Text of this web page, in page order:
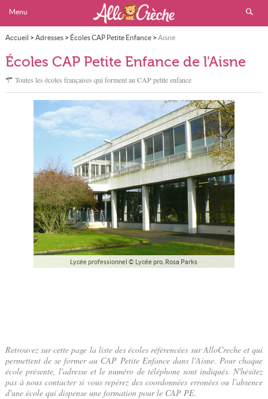
Menu
Accueil > Adresses> Écoles CAP Petite Enfance> Aisne
Écoles CAP Petite Enfance de l'Aisne
Toutes les écoles françaises qui forment au CAP petite enfance
Lycée professionnel © Lycée pro. Rosa Parks
Retrouvez sur cette page la liste des écoles référencées sur AlloCreche et qui
permettent de se former au CAP Petite Enfance dans l'Aisne. Pour chaque
école présente, l'adresse et le numéro de téléphone sont indiqués. N'hésitez
pas à nous contacter si vous repérez des coordonnées erronées ou l'absence
d'une école qui dispense une formation pour le CAP PE.